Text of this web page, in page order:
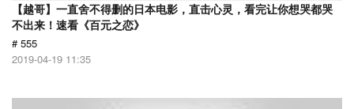
【越哥】一直舍不得删的日本电影，直击心灵，看完让你想哭都哭
不出来！速看《百元之恋》
# 555
2019-04-19 11:35